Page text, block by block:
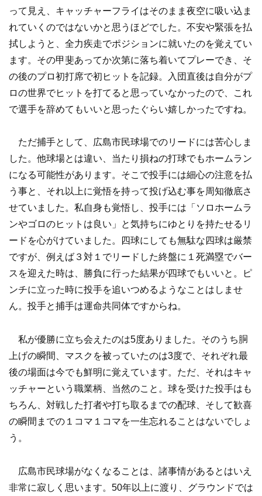
って見え、キャッチャーフライはそのまま夜空に吸い込ま
れていくのではないかと思うほどでした。不安や緊張を払
拭しようと、全力疾走でポジションに就いたのを覚えてい
ます。その甲斐あってか次第に落ち着いてプレーでき、そ
の後のプロ初打席で初ヒットを記録。入団直後は自分がプ
ロの世界でヒットを打てると思っていなかったので、これ
で選手を辞めてもいいと思ったぐらい嬉しかったですね。
ただ捕手として、広島市民球場でのリードには苦心しま
した。他球場とは違い、当たり損ねの打球でもホームラン
になる可能性があります。そこで投手には細心の注意を払
う事と、それ以上に覚悟を持って投げ込む事を周知徹底さ
せていました。私自身も覚悟し、投手には「ソロホームラ
ンやゴロのヒットは良い」と気持ちにゆとりを持たせるリ
ードを心がけていました。四球にしても無駄な四球は厳禁
ですが、例えば３対１でリードした終盤に１死満塁でバー
スを迎えた時は、勝負に行った結果が四球でもいいと。ピ
ンチに立った時に投手を追いつめるようなことはしませ
ん。投手と捕手は運命共同体ですからね。
私が優勝に立ち会えたのは5度ありました。そのうち胴
上げの瞬間、マスクを被っていたのは3度で、それぞれ最
後の場面は今でも鮮明に覚えています。ただ、それはキャ
ッチャーという職業柄、当然のこと。球を受けた投手はも
ちろん、対戦した打者や打ち取るまでの配球、そして歓喜
の瞬間までの１コマ１コマを一生忘れることはないでしょ
う。
広島市民球場がなくなることは、諸事情があるとはいえ
非常に寂しく思います。50年以上に渡り、グラウンドでは